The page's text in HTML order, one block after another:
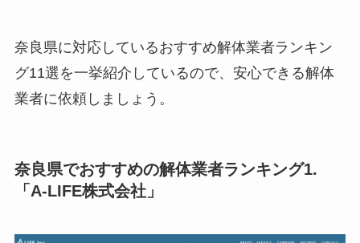
奈良県に対応しているおすすめ解体業者ランキン
グ11選を一挙紹介しているので、安心できる解体
業者に依頼しましょう。
奈良県でおすすめの解体業者ランキング1.
「A-LIFE株式会社」